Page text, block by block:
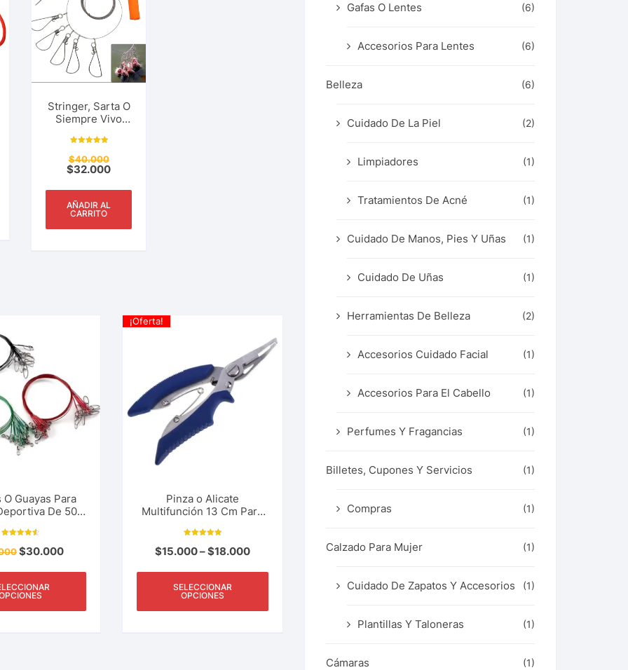
Stringer, Sarta O
Siempre Vivo
Deportiva,
Mantenga Peces
Frescos, Evite
5.00
de 5
$40.000
$32.000
AÑADIR AL
CARRITO
Guayas Para
De 50
Mar. Los Más
con
4.64
$30.000
¡Oferta!
Pinza o Alicate
Multifunción 13 Cm Para
Sacar Anzuelos Ideal
Pesca Deportiva
5.00
de 5
$15.000–$18.000
SELECCIONAR
OPCIONES
Gafas O Lentes (6)
Accesorios Para Lentes (6)
Belleza (6)
Cuidado De La Piel (2)
Limpiadores (1)
Tratamientos De Acné (1)
Cuidado De Manos, Pies Y Uñas (1)
Cuidado De Uñas (1)
Herramientas De Belleza (2)
Accesorios Cuidado Facial (1)
Accesorios Para El Cabello (1)
Perfumes Y Fragancias (1)
Billetes, Cupones Y Servicios (1)
Compras (1)
Calzado Para Mujer (1)
Cuidado De Zapatos Y Accesorios (1)
Plantillas Y Taloneras (1)
Cámaras (1)